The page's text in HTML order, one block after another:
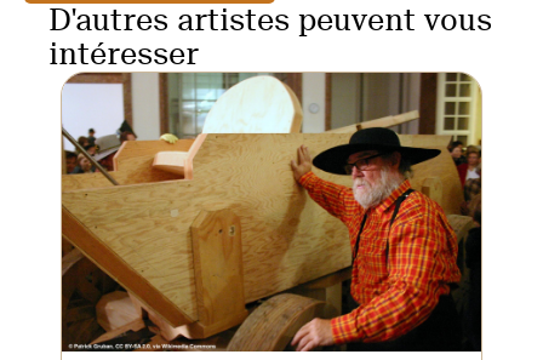
D'autres artistes peuvent vous
intéresser